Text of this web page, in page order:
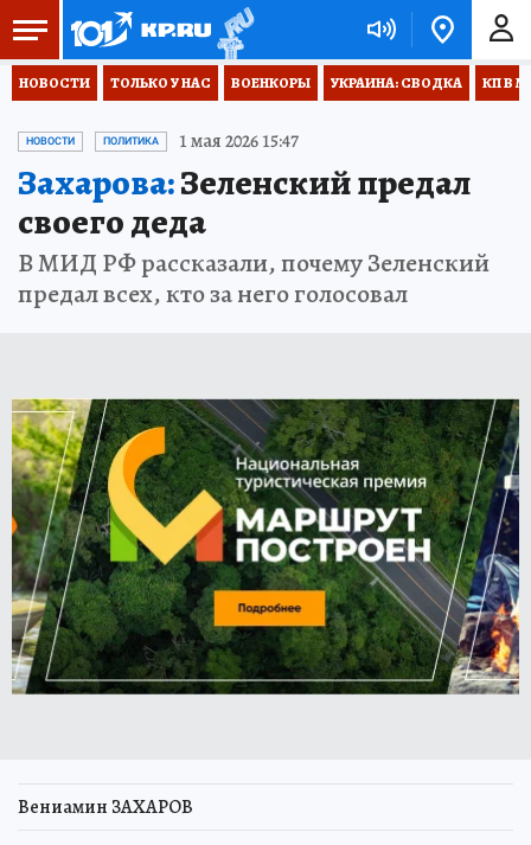
НОВОСТИ ТОЛЬКО У НАС ВОЕНКОРЫ УКРАИНА: СВОДКА КП В
НОВОСТИ ПОЛИТИКА 1 мая 2026 15:47
Захарова:Зеленский предал
своего деда
В МИД РФ рассказали, почему Зеленский
предал всех, кто за него голосовал
Вениамин ЗАХАРОВ